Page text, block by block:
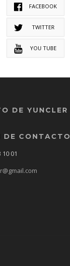
FACEBOOK
TWITTER
YOU TUBE
DE YUNCLER
DE CONTACTO
01